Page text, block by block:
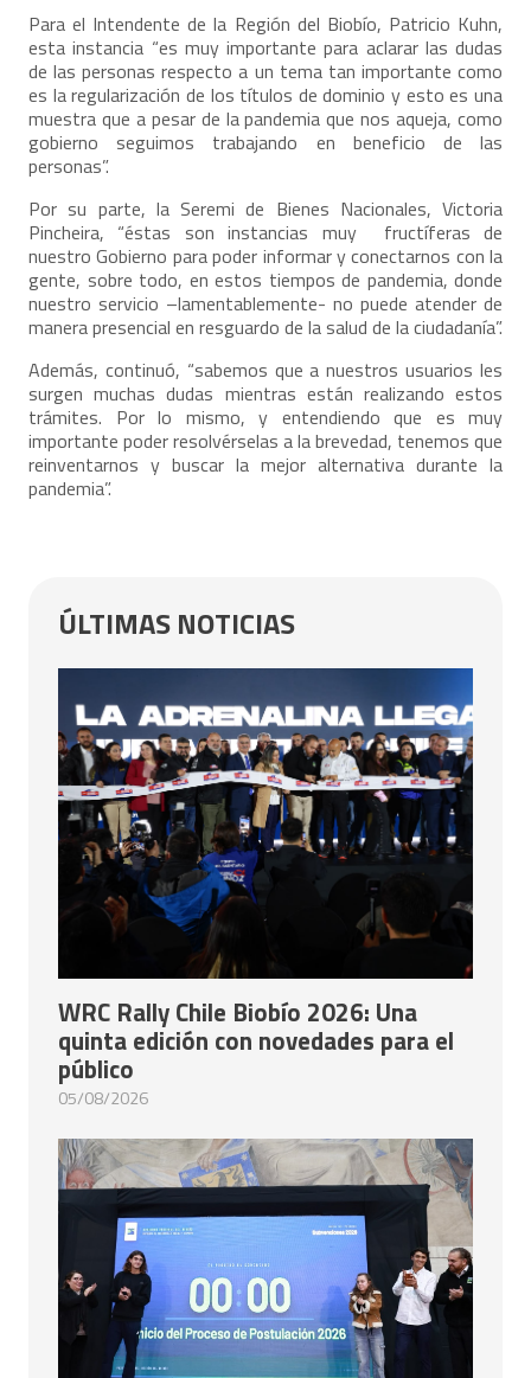
Para el Intendente de la Región del Biobío, Patricio Kuhn,
esta instancia “es muy importante para aclarar las dudas
de las personas respecto a un tema tan importante como
es la regularización de los títulos de dominio y esto es una
muestra que a pesar de la pandemia que nos aqueja, como
gobierno seguimos trabajando en beneficio de las
personas”.
Por su parte, la Seremi de Bienes Nacionales, Victoria
Pincheira, “éstas son instancias muy fructíferas de
nuestro Gobierno para poder informar y conectarnos con la
gente, sobre todo, en estos tiempos de pandemia, donde
nuestro servicio –lamentablemente- no puede atender de
manera presencial en resguardo de la salud de la ciudadanía”.
Además, continuó, “sabemos que a nuestros usuarios les
surgen muchas dudas mientras están realizando estos
trámites. Por lo mismo, y entendiendo que es muy
importante poder resolvérselas a la brevedad, tenemos que
reinventarnos y buscar la mejor alternativa durante la
pandemia”.
ÚLTIMAS NOTICIAS
WRC Rally Chile Biobío 2026: Una
quinta edición con novedades para el
público
05/08/2026